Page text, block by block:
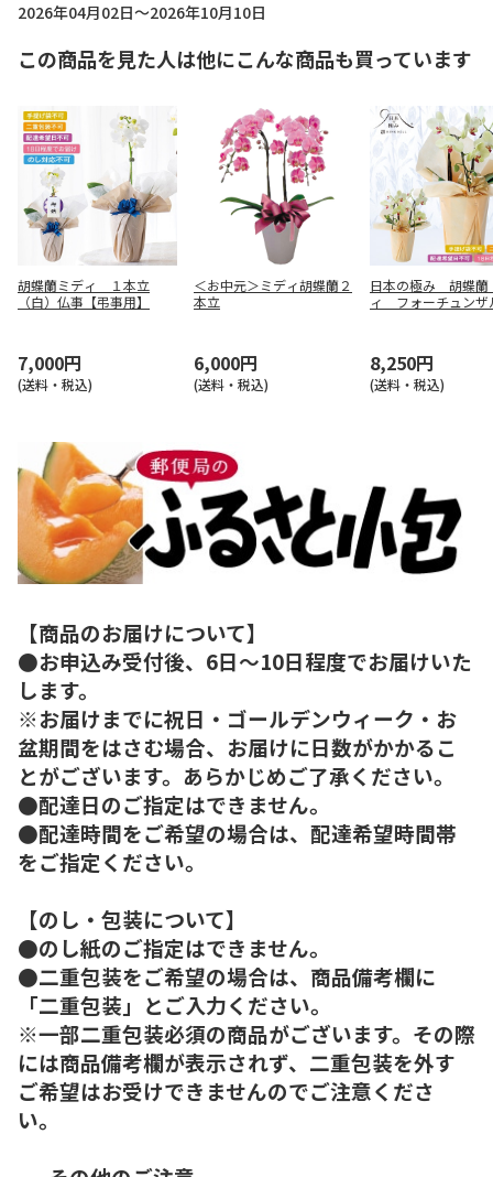
2026年04月02日～2026年10月10日
この商品を見た人は他にこんな商品も買っています
胡蝶蘭ミディ １本立
（白）仏事【弔事用】
7,000円
(送料・税込)
＜お中元＞ミディ胡蝶蘭２
本立
6,000円
(送料・税込)
日本の極み 胡蝶蘭
ィ フォーチュンザ
8,250円
(送料・税込)
【商品のお届けについて】
●お申込み受付後、6日～10日程度でお届けいた
します。
※お届けまでに祝日・ゴールデンウィーク・お
盆期間をはさむ場合、お届けに日数がかかるこ
とがございます。あらかじめご了承ください。
●配達日のご指定はできません。
●配達時間をご希望の場合は、配達希望時間帯
をご指定ください。
【のし・包装について】
●のし紙のご指定はできません。
●二重包装をご希望の場合は、商品備考欄に
「二重包装」とご入力ください。
※一部二重包装必須の商品がございます。その際
には商品備考欄が表示されず、二重包装を外す
ご希望はお受けできませんのでご注意くださ
い。